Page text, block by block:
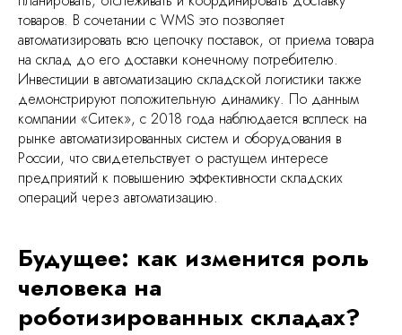
товаров. В сочетании с WMS это позволяет
автоматизировать всю цепочку поставок, от приема товара
на склад до его доставки конечному потребителю.
Инвестиции в автоматизацию складской логистики также
демонстрируют положительную динамику. По данным
компании «Ситек», с 2018 года наблюдается всплеск на
рынке автоматизированных систем и оборудования в
России, что свидетельствует о растущем интересе
предприятий к повышению эффективности складских
операций через автоматизацию.
Будущее: как изменится роль
человека на
роботизированных складах?